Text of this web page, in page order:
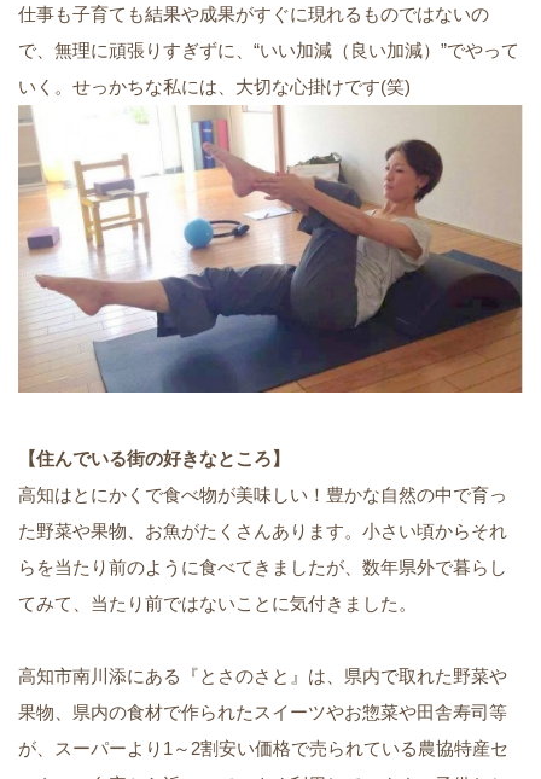
仕事も子育ても結果や成果がすぐに現れるものではないの
で、無理に頑張りすぎずに、“いい加減（良い加減）”でやって
いく。せっかちな私には、大切な心掛けです(笑)
【住んでいる街の好きなところ】
高知はとにかくで食べ物が美味しい！豊かな自然の中で育っ
た野菜や果物、お魚がたくさんあります。小さい頃からそれ
らを当たり前のように食べてきましたが、数年県外で暮らし
てみて、当たり前ではないことに気付きました。
高知市南川添にある『とさのさと』は、県内で取れた野菜や
果物、県内の食材で作られたスイーツやお惣菜や田舎寿司等
が、スーパーより1～2割安い価格で売られている農協特産セ